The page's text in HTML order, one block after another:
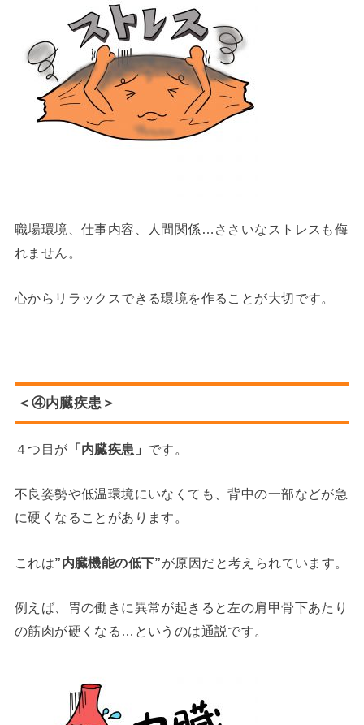
職場環境、仕事内容、人間関係…ささいなストレスも侮
れません。
心からリラックスできる環境を作ることが大切です。
＜④内臓疾患＞
４つ目が 「内臓疾患」 です。
不良姿勢や低温環境にいなくても、背中の一部などが急
に硬くなることがあります。
これは”内臓機能の低下”が原因だと考えられています。
例えば、胃の働きに異常が起きると左の肩甲骨下あたり
の筋肉が硬くなる…というのは通説です。